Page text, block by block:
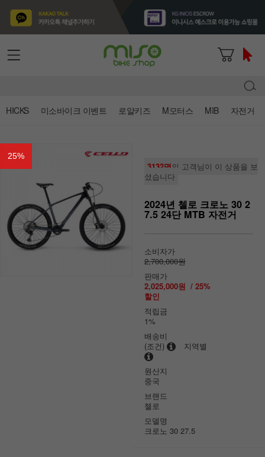
HICKS 미소바이크 이벤트 로얄키즈 M모터스 MIB 자전거
25%
3132명의 고객님이 이 상품을 보
셨습니다
2024년 첼로 크로노 30 2
7.5 24단 MTB 자전거
소비자가
2,700,000원
판매가
2,025,000원 / 25%
할인
적립금
1%
배송비
(조건)
지역별
원산지
중국
브랜드
첼로
모델명
크로노 30 27.5